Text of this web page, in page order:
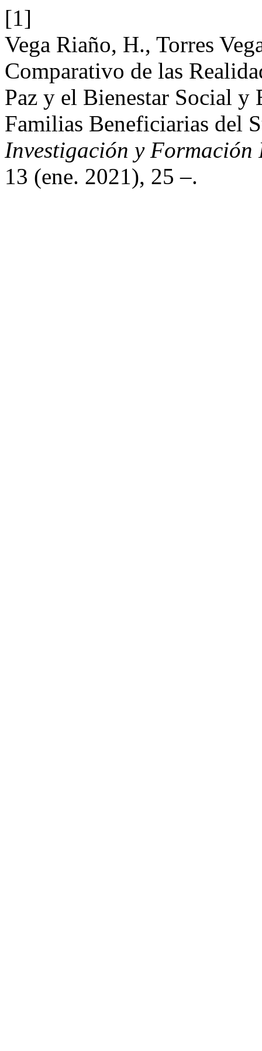
[1]
Vega Riaño, H., Torres
Comparativo de las
Paz y el Bienestar Social y
Familias Beneficiarias del
Investigación y
13 (ene. 2021), 25 –.